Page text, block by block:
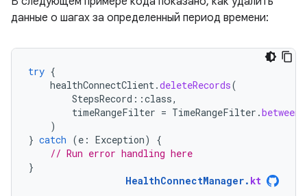
данные о шагах за определенный период времени:
try {
healthConnectClient.deleteRecords(
StepsRecord ::class,
timeRangeFilter = TimeRangeFilter .between
)
} catch (e : Exception)
{
// Run error handling here
}
HealthConnectManager. kt